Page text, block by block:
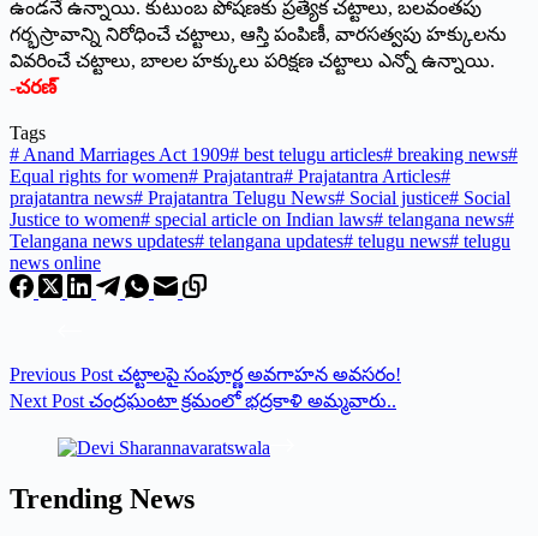
ఉండనే ఉన్నాయి. కుటుంబ పోషణకు ప్రత్యేక చట్టాలు, బలవంతపు
గర్భస్రావాన్ని నిరోధించే చట్టాలు, ఆస్తి పంపిణీ, వారసత్వపు హక్కులను
వివరించే చట్టాలు, బాలల హక్కులు పరిక్షణ చట్టాలు ఎన్నో ఉన్నాయి.
-చరణ్‌
Tags
# Anand Marriages Act 1909# best telugu articles# breaking news#
Equal rights for women# Prajatantra# Prajatantra Articles#
prajatantra news# Prajatantra Telugu News# Social justice# Social
Justice to women# special article on Indian laws# telangana news#
Telangana news updates# telangana updates# telugu news# telugu
news online
Previous Post చట్టాలపై సంపూర్ణ అవగాహన అవసరం!
Next Post చంద్ర‌ఘంటా క్ర‌మంలో భ‌ద్ర‌కాళి అమ్మ‌వారు..
Trending News